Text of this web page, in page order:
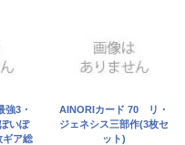
強3・
いぽ
ア総
AINORIカード 70 リ・
ジェネシス三部作(3枚セ
ット)